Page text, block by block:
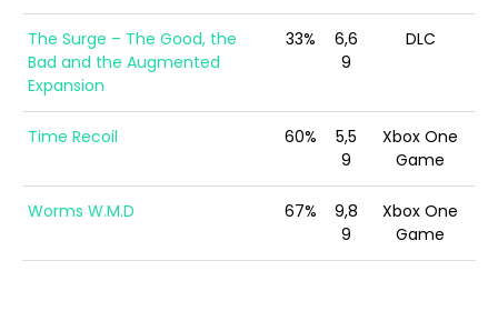
The Surge – The Good, the
Bad and the Augmented
Expansion
33%
6,6
9
DLC
Time Recoil 60%
5,5
9
Xbox One
Game
Worms W.M.D 67%
9,8
9
Xbox One
Game